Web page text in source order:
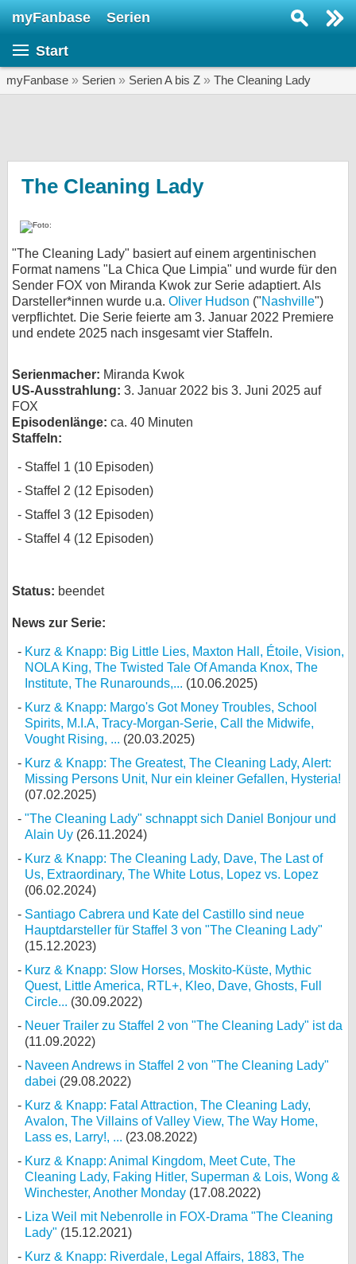
myFanbase Serien
Start
myFanbase » Serien » Serien A bis Z » The Cleaning Lady
The Cleaning Lady
"The Cleaning Lady" basiert auf einem argentinischen
Format namens "La Chica Que Limpia" und wurde für den
Sender FOX von Miranda Kwok zur Serie adaptiert. Als
Darsteller*innen wurde u.a. Oliver Hudson ("Nashville")
verpflichtet. Die Serie feierte am 3. Januar 2022 Premiere
und endete 2025 nach insgesamt vier Staffeln.
Serienmacher: Miranda Kwok
US-Ausstrahlung: 3. Januar 2022 bis 3. Juni 2025 auf
FOX
Episodenlänge: ca. 40 Minuten
Staffeln:
Staffel 1 (10 Episoden)
Staffel 2 (12 Episoden)
Staffel 3 (12 Episoden)
Staffel 4 (12 Episoden)
Status: beendet
News zur Serie:
Kurz & Knapp: Big Little Lies, Maxton Hall, Étoile, Vision,
NOLA King, The Twisted Tale Of Amanda Knox, The
Institute, The Runarounds,... (10.06.2025)
Kurz & Knapp: Margo's Got Money Troubles, School
Spirits, M.I.A, Tracy-Morgan-Serie, Call the Midwife,
Vought Rising, ... (20.03.2025)
Kurz & Knapp: The Greatest, The Cleaning Lady, Alert:
Missing Persons Unit, Nur ein kleiner Gefallen, Hysteria!
(07.02.2025)
"The Cleaning Lady" schnappt sich Daniel Bonjour und
Alain Uy (26.11.2024)
Kurz & Knapp: The Cleaning Lady, Dave, The Last of
Us, Extraordinary, The White Lotus, Lopez vs. Lopez
(06.02.2024)
Santiago Cabrera und Kate del Castillo sind neue
Hauptdarsteller für Staffel 3 von "The Cleaning Lady"
(15.12.2023)
Kurz & Knapp: Slow Horses, Moskito-Küste, Mythic
Quest, Little America, RTL+, Kleo, Dave, Ghosts, Full
Circle... (30.09.2022)
Neuer Trailer zu Staffel 2 von "The Cleaning Lady" ist da
(11.09.2022)
Naveen Andrews in Staffel 2 von "The Cleaning Lady"
dabei (29.08.2022)
Kurz & Knapp: Fatal Attraction, The Cleaning Lady,
Avalon, The Villains of Valley View, The Way Home,
Lass es, Larry!, ... (23.08.2022)
Kurz & Knapp: Animal Kingdom, Meet Cute, The
Cleaning Lady, Faking Hitler, Superman & Lois, Wong &
Winchester, Another Monday (17.08.2022)
Liza Weil mit Nebenrolle in FOX-Drama "The Cleaning
Lady" (15.12.2021)
Kurz & Knapp: Riverdale, Legal Affairs, 1883, The
SERIEN
Specials
SERVICE
Gewinnspiele
Forum
bei X
myFanbase